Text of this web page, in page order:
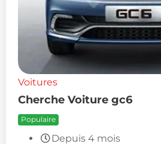
Voitures
Cherche Voiture gc6
Populaire
Depuis 4 mois